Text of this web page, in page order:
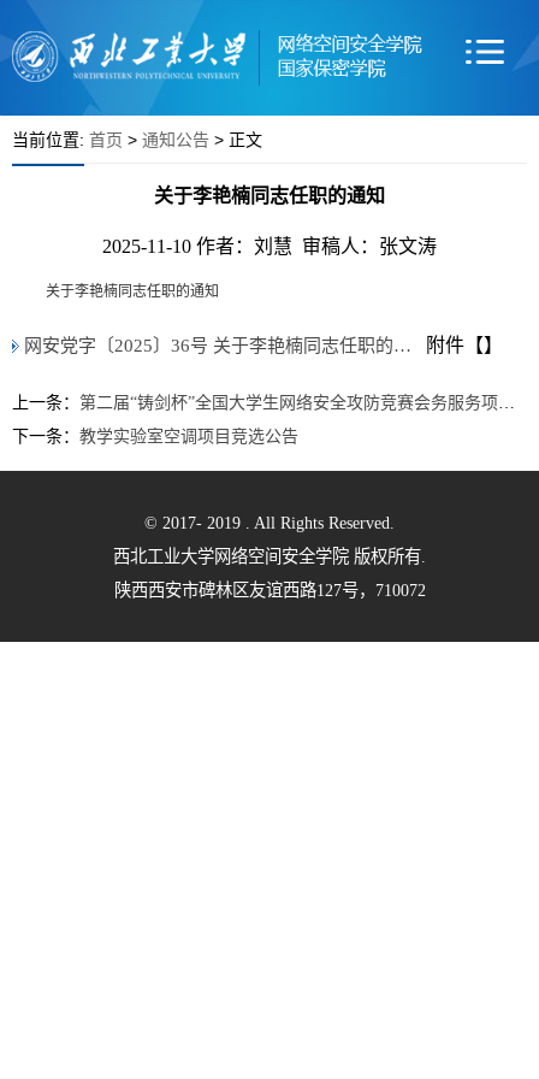
当前位置: 首页 > 通知公告 > 正文
关于李艳楠同志任职的通知
2025-11-10 作者：刘慧 审稿人：张文涛
关于李艳楠同志任职的通知
附件【
网安党字〔2025〕36号 关于李艳楠同志任职的通知.pdf 】
上一条： 第二届“铸剑杯”全国大学生网络安全攻防竞赛会务服务项目竞选公告
下一条： 教学实验室空调项目竞选公告
© 2017- 2019 . All Rights Reserved.
西北工业大学网络空间安全学院 版权所有.
陕西西安市碑林区友谊西路127号，710072